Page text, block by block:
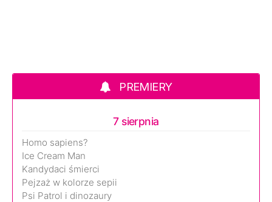
PREMIERY
7 sierpnia
Homo sapiens?
Ice Cream Man
Kandydaci śmierci
Pejzaż w kolorze sepii
Psi Patrol i dinozaury